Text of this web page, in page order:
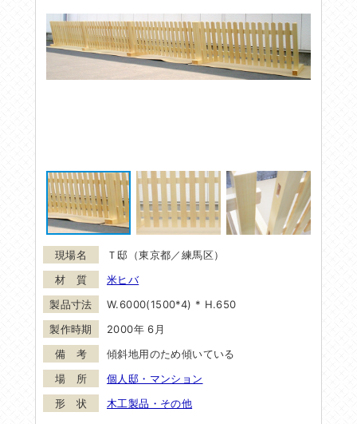
Ｔ邸（東京都／練馬区）
米ヒバ
W.6000(1500*4) * H.650
2000年 6月
傾斜地用のため傾いている
個人邸・マンション
木工製品・その他